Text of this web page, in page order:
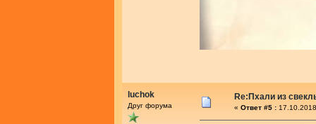
luchok
Друг форума
Re:Пхали из
« Ответ #5 :